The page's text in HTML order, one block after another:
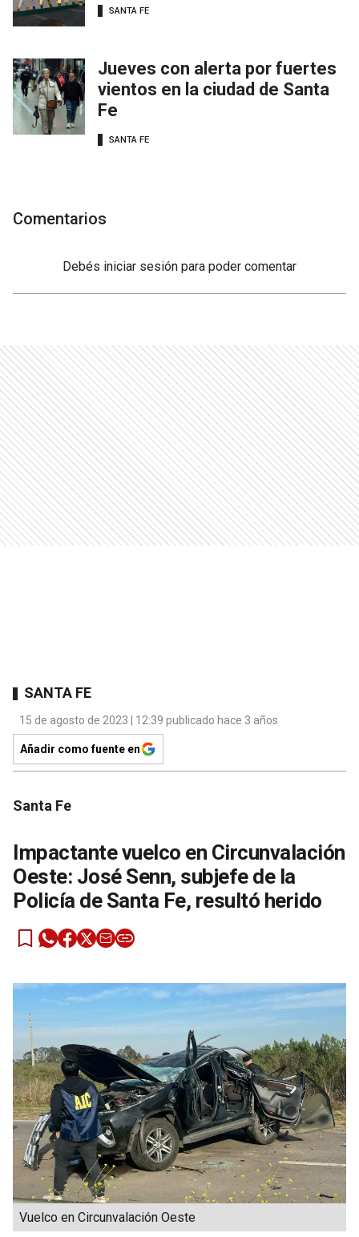
SANTA FE
Jueves con alerta por fuertes
vientos en la ciudad de Santa
Fe
SANTA FE
Comentarios
Debés iniciar sesión para poder comentar
SANTA FE
15 de agosto de 2023 | 12:39 publicado hace 3 años
Añadir como fuente en
Santa Fe
Impactante vuelco en Circunvalación
Oeste: José Senn, subjefe de la
Policía de Santa Fe, resultó herido
Vuelco en Circunvalación Oeste